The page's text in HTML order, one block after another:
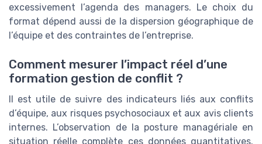
excessivement l’agenda des managers. Le choix du
format dépend aussi de la dispersion géographique de
l’équipe et des contraintes de l’entreprise.
Comment mesurer l’impact réel d’une
formation gestion de conflit ?
Il est utile de suivre des indicateurs liés aux conflits
d’équipe, aux risques psychosociaux et aux avis clients
internes. L’observation de la posture managériale en
situation réelle complète ces données quantitatives.